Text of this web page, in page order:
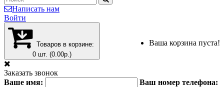
Написать нам
Войти
Товаров в корзине:
0 шт. (0.00р.)
Ваша корзина пуста!
Заказать звонок
Ваше имя:
Ваш номер телефона: